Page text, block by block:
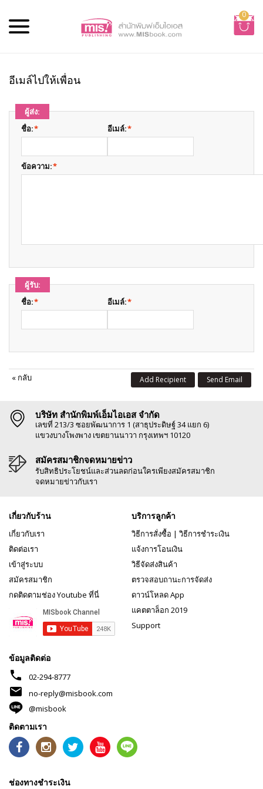
0
อีเมล์ไปให้เพื่อน
ผู้ส่ง:
*
ชื่อ: *
อีเมล์:
*
ข้อความ:
ผู้รับ:
*
ชื่อ: *
อีเมล์:
« กลับ Send Email
Add Recipient
บริษัท สำนักพิมพ์เอ็มไอเอส จำกัด
เลขที่ 213/3 ซอยพัฒนาการ 1 (สาธุประดิษฐ์ 34 แยก 6)
แขวงบางโพงพาง เขตยานนาวา กรุงเทพฯ 10120
สมัครสมาชิกจดหมายข่าว
รับสิทธิประโยชน์และส่วนลดก่อนใครเพียงสมัครสมาชิก
จดหมายข่าวกับเรา
เกี่ยวกับร้าน
เกี่ยวกับเรา
ติดต่อเรา
เข้าสู่ระบบ
สมัครสมาชิก
กดติดตามช่อง Youtube ที่นี่
บริการลูกค้า
วิธีการสั่งซื้อ | วิธีการชำระเงิน
แจ้งการโอนเงิน
วิธีจัดส่งสินค้า
ตรวจสอบถานะการจัดส่ง
ดาวน์โหลด App
แคตตาล็อก 2019
Support
ข้อมูลติดต่อ
phone 02-294-8777
mail
no-reply@misbook.com
@misbook
ติดตามเรา
ช่องทางชำระเงิน